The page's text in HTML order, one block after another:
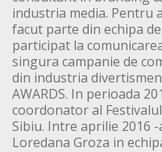
industria media. Pentru
facut parte din echipa
participat la
singura campanie de
din industria
AWARDS. In perioada
coordonator al
Sibiu. Intre aprilie 2016
Loredana Groza in